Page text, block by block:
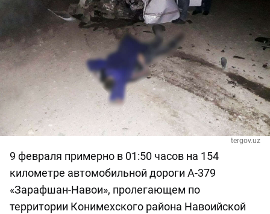
tergov.uz
9 февраля примерно в 01:50 часов на 154
километре автомобильной дороги А-379
«Зарафшан-Навои», пролегающем по
территории Конимехского района Навоийской